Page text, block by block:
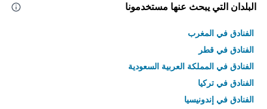
البلدان التي يبحث عنها مستخدمونا
الفنادق في المغرب
الفنادق في قطر
الفنادق في المملكة العربية السعودية
الفنادق في تركيا
الفنادق في إندونيسيا